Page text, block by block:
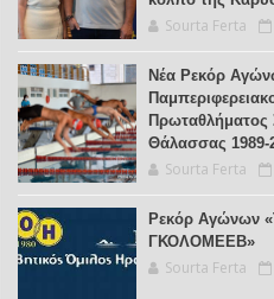
Sourta Ferta
Νέα Ρεκόρ
Θάλασσας 1989-
Sourta Ferta
Ρεκόρ Αγώνων
ΓΚΟΛΟΜΕΕΒ»
Sourta Ferta